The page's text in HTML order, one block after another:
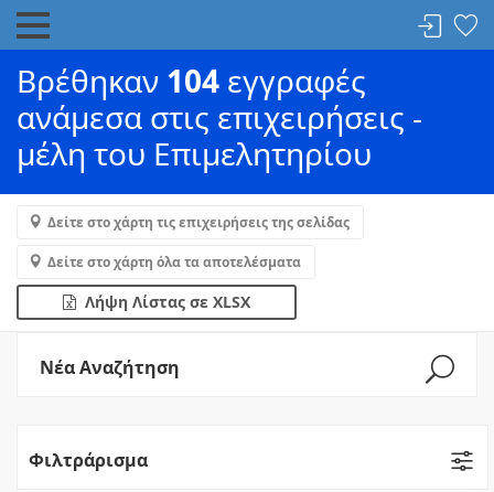
Βρέθηκαν 104 εγγραφές
ανάμεσα στις επιχειρήσεις -
μέλη του Επιμελητηρίου
Δείτε στο χάρτη τις επιχειρήσεις της σελίδας
Δείτε στο χάρτη όλα τα αποτελέσματα
Λήψη Λίστας σε XLSX
Νέα Αναζήτηση
Φιλτράρισμα